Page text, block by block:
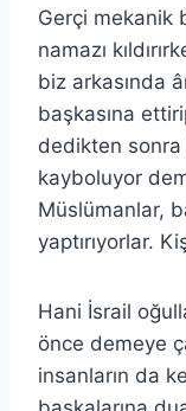
Gerçi mekanik
namazı
biz arkasında
başkasına
dedikten
kayboluyor
Müslümanlar,
yaptırıyorlar.
Hani İsrail
önce demeye
insanların da